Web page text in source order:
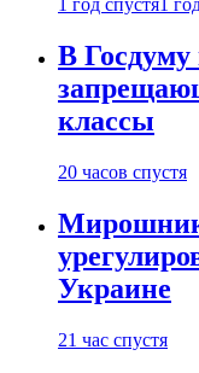
1 год спустя 1
В Госдуму
классы
20 часов спустя
Украине
21 час спустя